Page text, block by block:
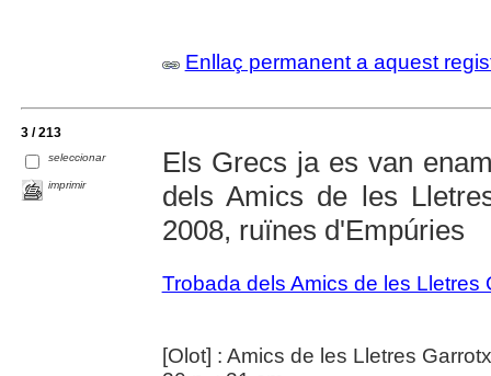
Enllaç permanent a aquest
3 / 213
seleccionar
imprimir
Els Grecs ja es van
dels Amics de les
2008, ruïnes d'Empúries
Trobada dels Amics de les Lletres
[Olot] : Amics de les Lletres